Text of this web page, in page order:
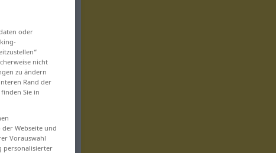
oder
nicht
zu ändern
Rand der
Sie in
Webseite und
Vorauswahl
personalisierter